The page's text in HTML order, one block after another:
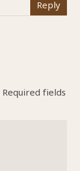
Reply
Required fields